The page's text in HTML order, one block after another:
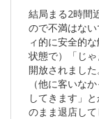
結局まる2時間
ので不満はな
ィ的に安全的
状態で）「じ
開放されまし
（他に客いな
してきます」
のまま退店して